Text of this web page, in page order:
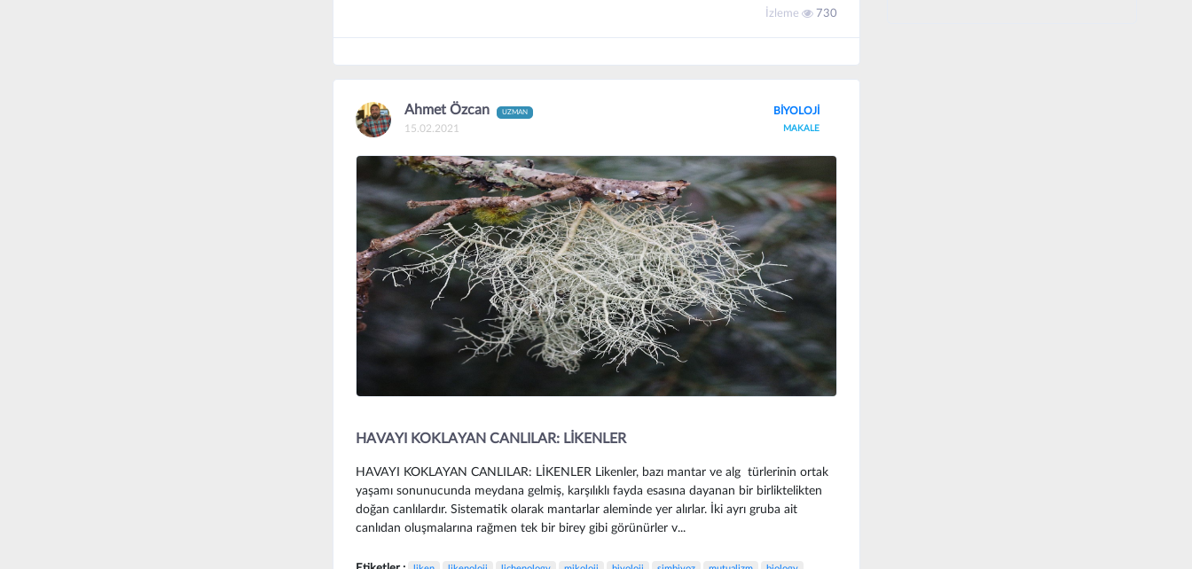
İzleme 730
Ahmet Özcan UZMAN
15.02.2021
BİYOLOJİ
MAKALE
HAVAYI KOKLAYAN CANLILAR: LİKENLER
HAVAYI KOKLAYAN CANLILAR: LİKENLER Likenler, bazı mantar ve alg türlerinin ortak
yaşamı sonunucunda meydana gelmiş, karşılıklı fayda esasına dayanan bir birliktelikten
doğan canlılardır. Sistematik olarak mantarlar aleminde yer alırlar. İki ayrı gruba ait
canlıdan oluşmalarına rağmen tek bir birey gibi görünürler v...